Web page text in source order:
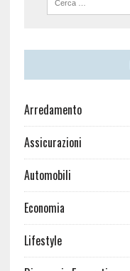
Arredamento
Assicurazioni
Automobili
Economia
Lifestyle